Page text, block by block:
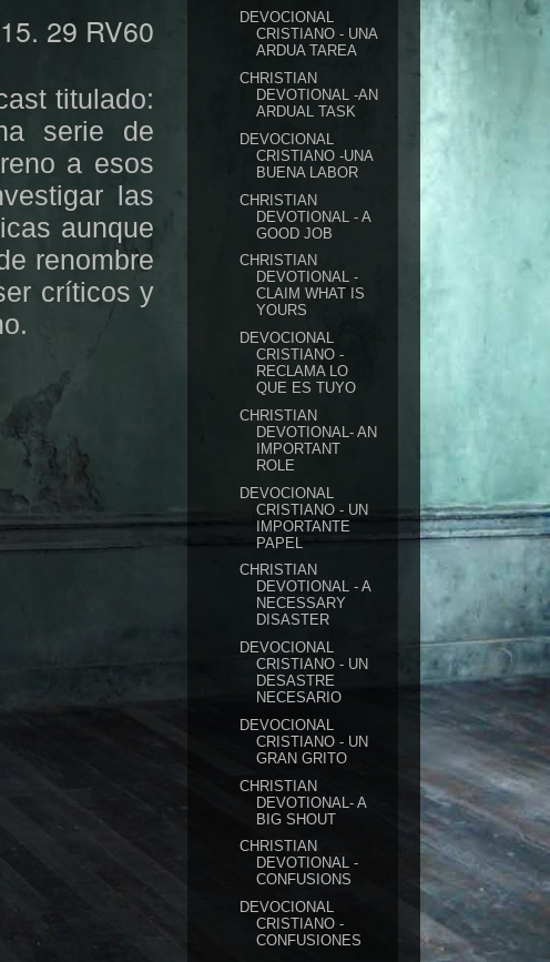
29 RV60
titulado:
serie de
a esos
las
aunque
renombre
críticos y
DEVOCIONAL
CRISTIANO - UNA
ARDUA TAREA
CHRISTIAN
DEVOTIONAL -AN
ARDUAL TASK
DEVOCIONAL
CRISTIANO -UNA
BUENA LABOR
CHRISTIAN
DEVOTIONAL - A
GOOD JOB
CHRISTIAN
DEVOTIONAL -
CLAIM WHAT IS
YOURS
DEVOCIONAL
CRISTIANO -
RECLAMA LO
QUE ES TUYO
CHRISTIAN
DEVOTIONAL- AN
IMPORTANT
ROLE
DEVOCIONAL
CRISTIANO - UN
IMPORTANTE
PAPEL
CHRISTIAN
DEVOTIONAL - A
NECESSARY
DISASTER
DEVOCIONAL
CRISTIANO - UN
DESASTRE
NECESARIO
DEVOCIONAL
CRISTIANO - UN
GRAN GRITO
CHRISTIAN
DEVOTIONAL- A
BIG SHOUT
CHRISTIAN
DEVOTIONAL -
CONFUSIONS
DEVOCIONAL
CRISTIANO -
CONFUSIONES